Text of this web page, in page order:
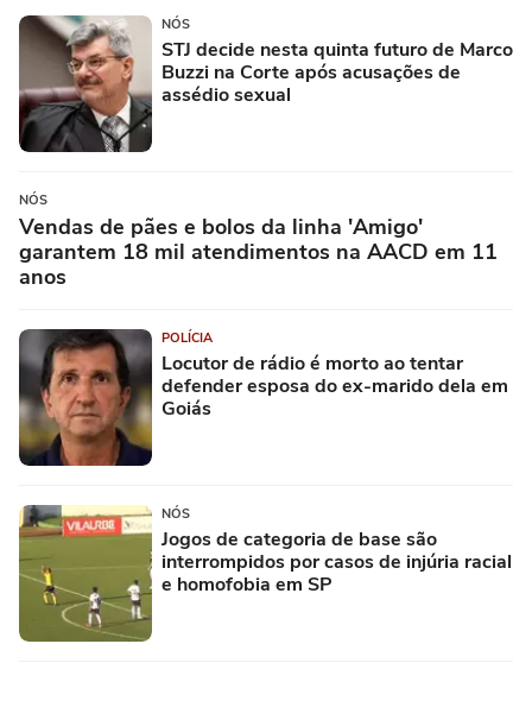
NÓS
STJ decide nesta quinta futuro de Marco
Buzzi na Corte após acusações de
assédio sexual
NÓS
Vendas de pães e bolos da linha 'Amigo'
garantem 18 mil atendimentos na AACD em 11
anos
POLÍCIA
Locutor de rádio é morto ao tentar
defender esposa do ex-marido dela em
Goiás
NÓS
Jogos de categoria de base são
interrompidos por casos de injúria racial
e homofobia em SP